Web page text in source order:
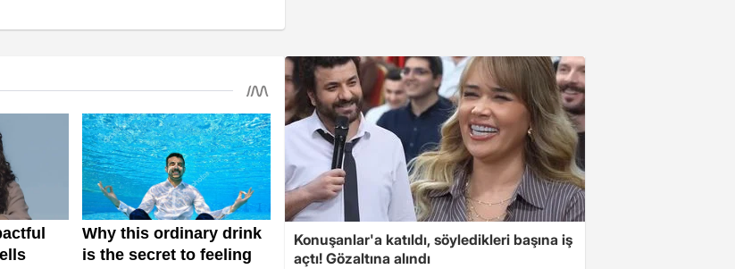
Konuşanlar'a katıldı, söyledikleri başına iş
açtı! Gözaltına alındı